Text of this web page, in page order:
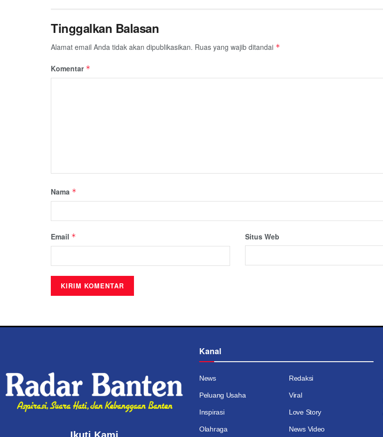
Tinggalkan Balasan
Alamat email Anda tidak akan dipublikasikan. Ruas yang wajib ditandai *
Komentar *
Nama *
Email * Situs Web
Kanal
News Redaksi
Peluang Usaha Viral
Inspirasi Love Story
Olahraga News Video